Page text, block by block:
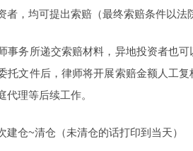
者，均可提出索赔（最终索赔条件以法
事务所递交索赔材料，异地投资者也
托文件后，律师将开展索赔金额人工
理等后续工作。
建仓~清仓（未清仓的话打印到当天）